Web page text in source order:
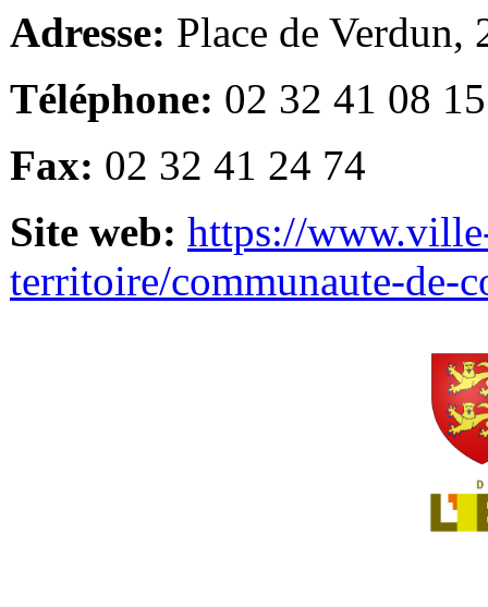
Adresse: Place de Verdun,
Téléphone: 02 32 41 08 15
Fax: 02 32 41 24 74
Site web: https://
territoire/communaute-de-